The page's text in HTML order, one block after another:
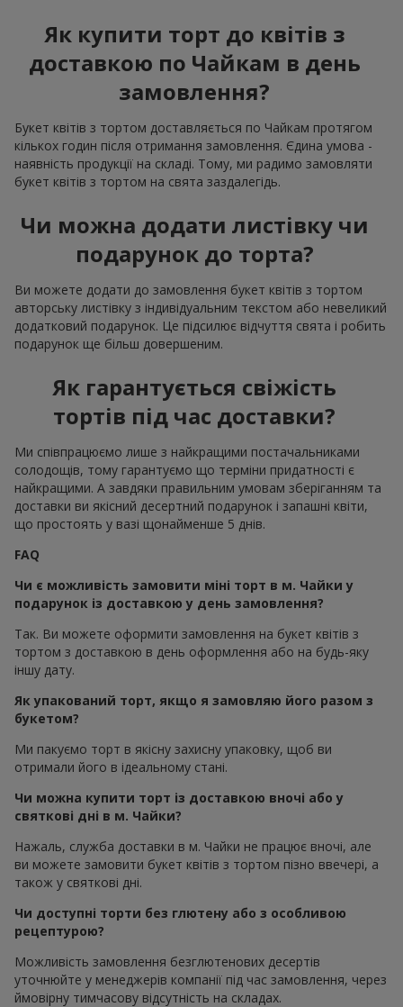
Як купити торт до квітів з
доставкою по Чайкам в день
замовлення?
Букет квітів з тортом доставляється по Чайкам протягом
кількох годин після отримання замовлення. Єдина умова -
наявність продукції на складі. Тому, ми радимо замовляти
букет квітів з тортом на свята заздалегідь.
Чи можна додати листівку чи
подарунок до торта?
Ви можете додати до замовлення букет квітів з тортом
авторську листівку з індивідуальним текстом або невеликий
додатковий подарунок. Це підсилює відчуття свята і робить
подарунок ще більш довершеним.
Як гарантується свіжість
тортів під час доставки?
Ми співпрацюємо лише з найкращими постачальниками
солодощів, тому гарантуємо що терміни придатності є
найкращими. А завдяки правильним умовам зберіганням та
доставки ви якісний десертний подарунок і запашні квіти,
що простоять у вазі щонайменше 5 днів.
FAQ
Чи є можливість замовити міні торт в м. Чайки у
подарунок із доставкою у день замовлення?
Так. Ви можете оформити замовлення на букет квітів з
тортом з доставкою в день оформлення або на будь-яку
іншу дату.
Як упакований торт, якщо я замовляю його разом з
букетом?
Ми пакуємо торт в якісну захисну упаковку, щоб ви
отримали його в ідеальному стані.
Чи можна купити торт із доставкою вночі або у
святкові дні в м. Чайки?
Нажаль, служба доставки в м. Чайки не працює вночі, але
ви можете замовити букет квітів з тортом пізно ввечері, а
також у святкові дні.
Чи доступні торти без глютену або з особливою
рецептурою?
Можливість замовлення безглютенових десертів
уточнюйте у менеджерів компанії під час замовлення, через
ймовірну тимчасову відсутність на складах.